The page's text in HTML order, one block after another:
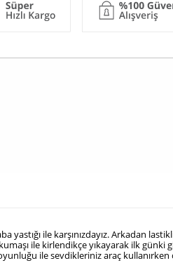
ile karşınızdayız. Arkadan lastikli
ile kirlendikçe yıkayarak ilk günki
ile sevdikleriniz araç